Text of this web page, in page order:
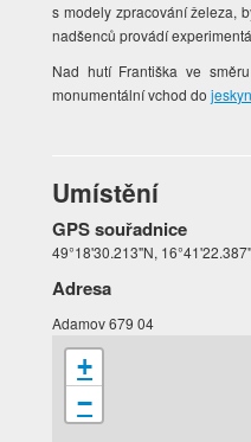
s modely zpracování železa,
nadšenců provádí
Nad hutí Františka ve
monumentální vchod do
Umístění
GPS souřadnice
49°18'30.213"N,
Adresa
Adamov 679 04
+
−